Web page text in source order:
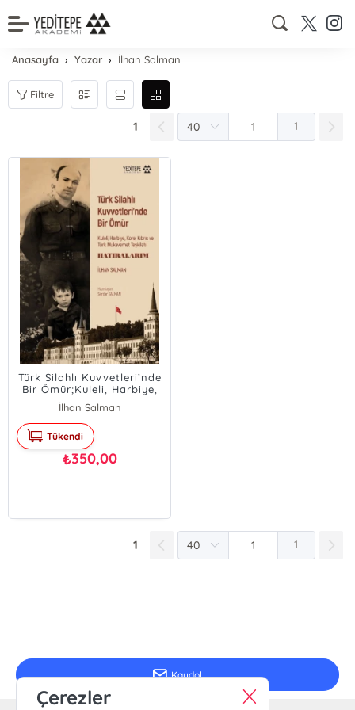
Anasayfa Yazar İlhan Salman
Filtre
1 1
Türk Silahlı Kuvvetleri’nde
Bir Ömür;Kuleli, Harbiye,
Kore, Kıbrıs ve Türk
Mukavemet Teşkilatı -
Hatıralarım
İlhan Salman
Tükendi
₺350,00
1 1
Kaydol
Çerezler